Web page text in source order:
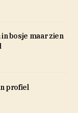
bosje maar zien
profiel